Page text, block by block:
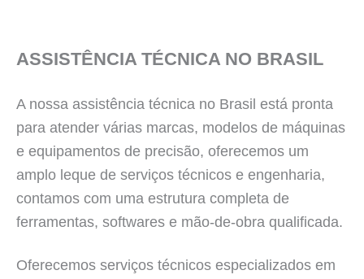
ASSISTÊNCIA TÉCNICA NO BRASIL
A nossa assistência técnica no Brasil está pronta
para atender várias marcas, modelos de máquinas
e equipamentos de precisão, oferecemos um
amplo leque de serviços técnicos e engenharia,
contamos com uma estrutura completa de
ferramentas, softwares e mão-de-obra qualificada.
Oferecemos serviços técnicos especializados em